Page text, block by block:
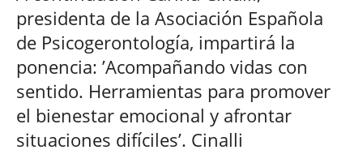
presidenta de la Asociación Española
de Psicogerontología, impartirá la
ponencia: ’Acompañando vidas con
sentido. Herramientas para promover
el bienestar emocional y afrontar
situaciones difíciles’. Cinalli